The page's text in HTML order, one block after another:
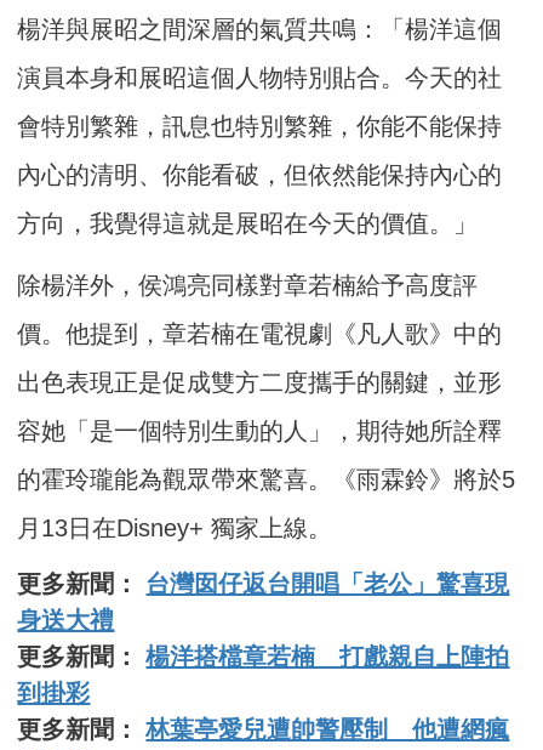
楊洋與展昭之間深層的氣質共鳴：「楊洋這個
演員本身和展昭這個人物特別貼合。今天的社
會特別繁雜，訊息也特別繁雜，你能不能保持
內心的清明、你能看破，但依然能保持內心的
方向，我覺得這就是展昭在今天的價值。」
除楊洋外，侯鴻亮同樣對章若楠給予高度評
價。他提到，章若楠在電視劇《凡人歌》中的
出色表現正是促成雙方二度攜手的關鍵，並形
容她「是一個特別生動的人」，期待她所詮釋
的霍玲瓏能為觀眾帶來驚喜。《雨霖鈴》將於5
月13日在Disney+ 獨家上線。
更多新聞： 台灣囡仔返台開唱「老公」驚喜現
身送大禮
更多新聞：楊洋搭檔章若楠 打戲親自上陣拍
到掛彩
更多新聞：林葉亭愛兒遭帥警壓制 他遭網瘋